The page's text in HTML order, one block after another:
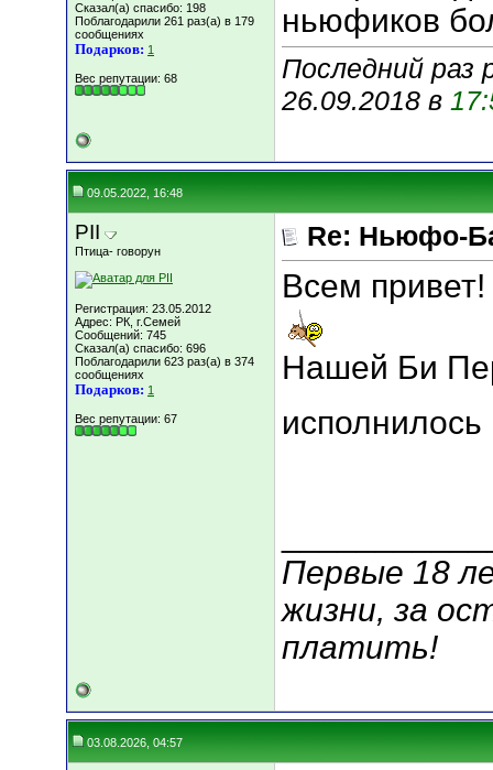
Сказал(а) спасибо: 198
Поблагодарили 261 раз(а) в 179
сообщениях
Подарков: 1
Вес репутации: 68
ньюфиков
Последний раз
26.09.2018 в
09.05.2022, 16:48
PII
Птица- говорун
Регистрация: 23.05.2012
Адрес: РК, г.Семей
Сообщений: 745
Сказал(а) спасибо: 696
Поблагодарили 623 раз(а) в 374
сообщениях
Подарков: 1
Вес репутации: 67
Re: Ньюфо-
Всем привет!
Нашей Би
Первые 18
жизни, за
платить!
03.08.2026, 04:57